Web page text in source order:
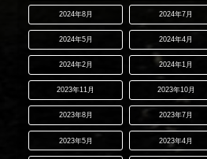
2024年8月 2024年7月
2024年5月 2024年4月
2024年2月 2024年1月
2023年11月 2023年10月
2023年8月 2023年7月
2023年5月 2023年4月